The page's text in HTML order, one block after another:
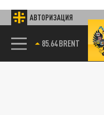
АВТОРИЗАЦИЯ
85.64 BRENT